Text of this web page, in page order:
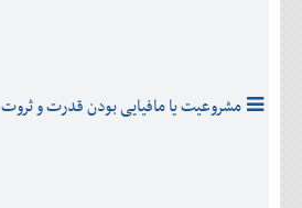
مشروعیت یا مافیایی بودن قدرت و ثروت